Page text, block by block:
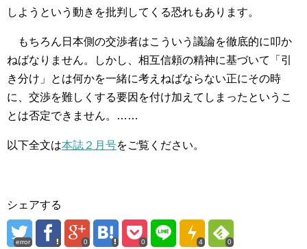
しようという動きを批判してくる恐れもあります。
もちろん日本側の交渉者はこういう議論を徹底的に叩か
ねばなりません。しかし、相互信頼の精神に基づいて「引
き分け」とは何かを一緒に考えねばならない正にその時
に、交渉を難しくする要因を付け加えてしまったというこ
とは否定できません。……
以下全文は本誌２月号をご覧ください。
シェアする
error 0 0 4 0